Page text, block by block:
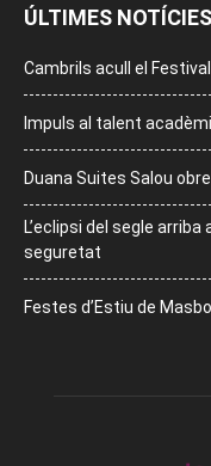
ÚLTIMES NOTÍCIES
Cambrils acull el
Impuls al talent
Duana Suites Salou
L’eclipsi del segle
seguretat
Festes d’Estiu de